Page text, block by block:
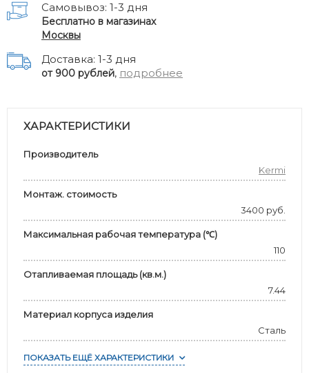
Самовывоз: 1-3 дня
Бесплатно в магазинах
Москвы
Доставка: 1-3 дня
от 900 рублей, подробнее
ХАРАКТЕРИСТИКИ
Производитель
Kermi
Монтаж. стоимость
3400 руб.
Максимальная рабочая температура (℃)
110
Отапливаемая площадь (кв.м.)
7.44
Материал корпуса изделия
Сталь
ПОКАЗАТЬ ЕЩЁ ХАРАКТЕРИСТИКИ